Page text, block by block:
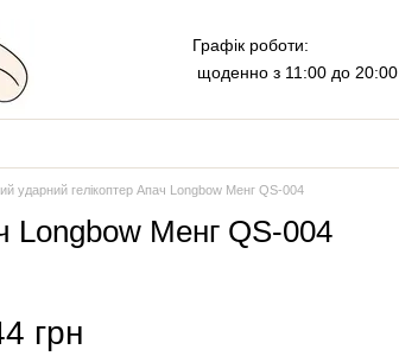
Графік роботи:
щоденно з 11:00 до 20:00
ударний гелікоптер Апач Longbow Менг QS-004
Longbow Менг QS-004
грн